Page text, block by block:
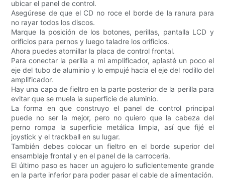
ubicar el panel de control.
Asegúrese de que el CD no roce el borde de la ranura para
no rayar todos los discos.
Marque la posición de los botones, perillas, pantalla LCD y
orificios para pernos y luego taladre los orificios.
Ahora puedes atornillar la placa de control frontal.
Para conectar la perilla a mi amplificador, aplasté un poco el
eje del tubo de aluminio y lo empujé hacia el eje del rodillo del
amplificador.
Hay una capa de fieltro en la parte posterior de la perilla para
evitar que se muela la superficie de aluminio.
La forma en que construyo el panel de control principal
puede no ser la mejor, pero no quiero que la cabeza del
perno rompa la superficie metálica limpia, así que fijé el
joystick y el trackball en su lugar.
También debes colocar un fieltro en el borde superior del
ensamblaje frontal y en el panel de la carrocería.
El último paso es hacer un agujero lo suficientemente grande
en la parte inferior para poder pasar el cable de alimentación.